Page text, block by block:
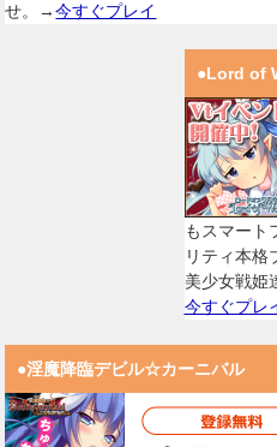
せ。→今すぐプレイ
●Lord of
もスマート
リティ本格
美少女戦姫
今すぐプレ
●淫魔降臨デビル☆カーニバル